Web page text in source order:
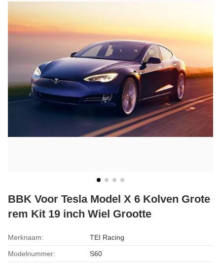
BBK Voor Tesla Model X 6 Kolven Grote
rem Kit 19 inch Wiel Grootte
Merknaam: TEI Racing
Modelnummer: S60